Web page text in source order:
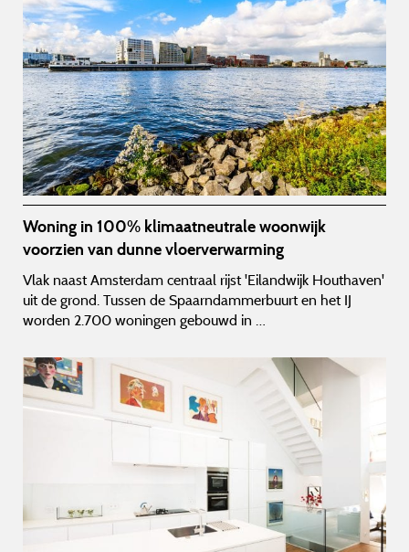
Woning in 100% klimaatneutrale woonwijk
voorzien van dunne vloerverwarming
Vlak naast Amsterdam centraal rijst 'Eilandwijk Houthaven'
uit de grond. Tussen de Spaarndammerbuurt en het IJ
worden 2.700 woningen gebouwd in …